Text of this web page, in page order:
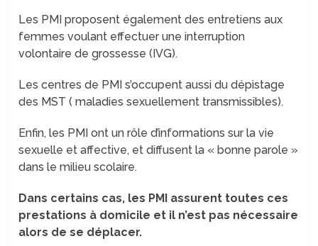
Les PMI proposent également des entretiens aux
femmes voulant effectuer une interruption
volontaire de grossesse (IVG).
Les centres de PMI s’occupent aussi du dépistage
des MST ( maladies sexuellement transmissibles).
Enfin, les PMI ont un rôle d’informations sur la vie
sexuelle et affective, et diffusent la « bonne parole »
dans le milieu scolaire.
Dans certains cas, les PMI assurent toutes ces
prestations à domicile et il n’est pas nécessaire
alors de se déplacer.